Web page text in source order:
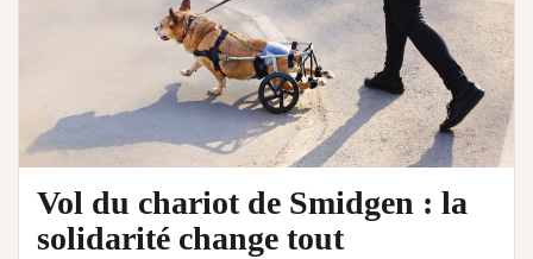
Vol du chariot de Smidgen : la
solidarité change tout